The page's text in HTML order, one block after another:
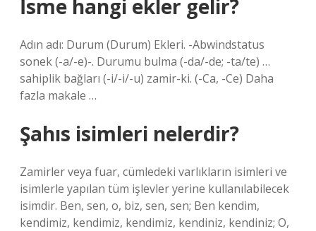
İsme hangi ekler gelir?
Adın adı: Durum (Durum) Ekleri. -Abwindstatus
sonek (-a/-e)-. Durumu bulma (-da/-de; -ta/te) …
sahiplik bağları (-i/-i/-u) zamir-ki. (-Ca, -Ce) Daha
fazla makale …
Şahıs isimleri nelerdir?
Zamirler veya fuar, cümledeki varlıkların isimleri ve
isimlerle yapılan tüm işlevler yerine kullanılabilecek
isimdir. Ben, sen, o, biz, sen, sen; Ben kendim,
kendimiz, kendimiz, kendimiz, kendiniz, kendiniz; O,